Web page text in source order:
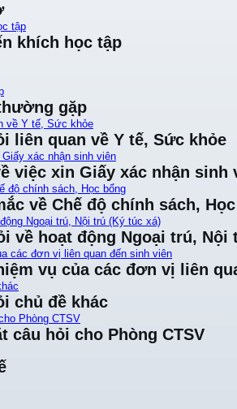
tập
khích học tập
gặp
về Y tế, Sức khỏe
liên quan về Y tế, Sức khỏe
xác nhận sinh viên
việc xin Giấy xác nhận sinh
độ chính sách, Học bổng
về Chế độ chính sách,
Ngoại trú, Nội trú (Ký túc xá)
về hoạt động Ngoại trú, Nội
các đơn vị liên quan đến sinh viên
vụ của các đơn vị liên
chủ đề khác
Phòng CTSV
câu hỏi cho Phòng CTSV